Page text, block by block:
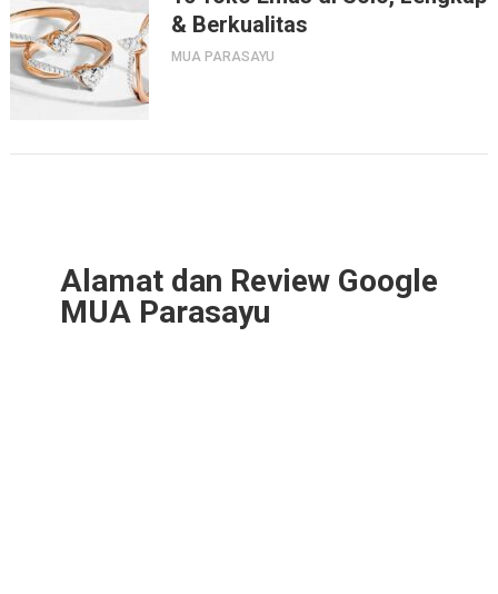
& Berkualitas
MUA PARASAYU
Alamat dan Review Google
MUA Parasayu